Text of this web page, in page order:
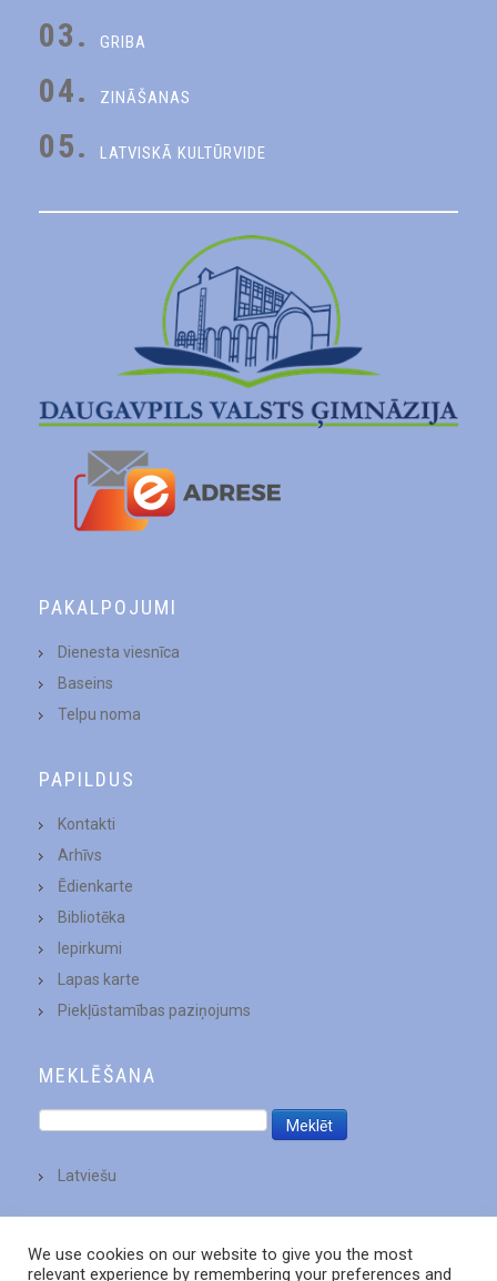
03. GRIBA
04. ZINĀŠANAS
05. LATVISKĀ KULTŪRVIDE
PAKALPOJUMI
Dienesta viesnīca
Baseins
Telpu noma
PAPILDUS
Kontakti
Arhīvs
Ēdienkarte
Bibliotēka
Iepirkumi
Lapas karte
Piekļūstamības paziņojums
MEKLĒŠANA
Latviešu
We use cookies on our website to give you the most
relevant experience by remembering your preferences and